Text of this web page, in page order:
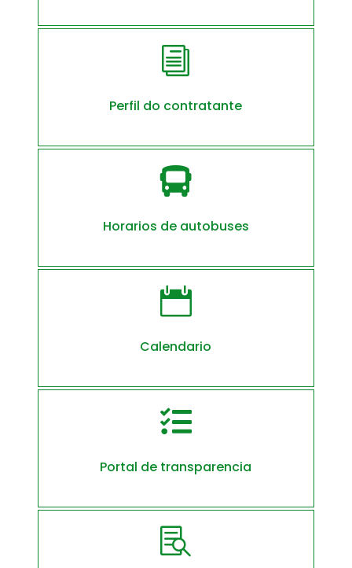
i
Perfil do contratante

Horarios de autobuses

Calendario

Portal de transparencia
